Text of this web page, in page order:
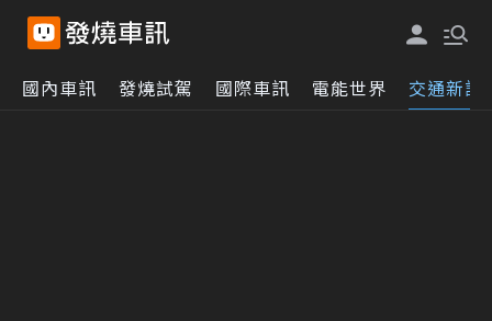
國內車訊 發燒試駕 國際車訊 電能世界 交通新訊